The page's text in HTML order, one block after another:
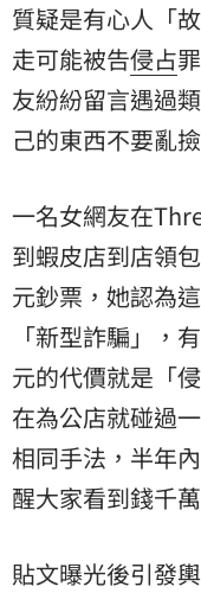
質疑是有心人「故
走可能被告侵占
友紛紛留言遇過
己的東西不要亂
一名女網友在
到蝦皮店到店領
元鈔票，她認為
「新型詐騙」，
元的代價就是「
在為公店就碰過
相同手法，半年
醒大家看到錢千
貼文曝光後引發